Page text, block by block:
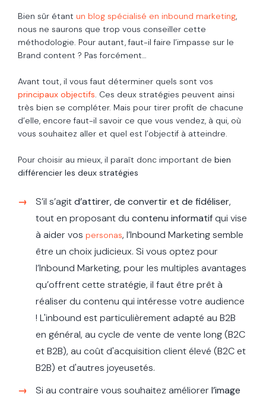
Bien sûr étant un blog spécialisé en inbound marketing,
nous ne saurons que trop vous conseiller cette
méthodologie. Pour autant, faut-il faire l’impasse sur le
Brand content ? Pas forcément…
Avant tout, il vous faut déterminer quels sont vos
principaux objectifs. Ces deux stratégies peuvent ainsi
très bien se compléter. Mais pour tirer profit de chacune
d’elle, encore faut-il savoir ce que vous vendez, à qui, où
vous souhaitez aller et quel est l’objectif à atteindre.
Pour choisir au mieux, il paraît donc important de bien
différencier les deux stratégies
S’il s’agitd’attirer, de convertir et de fidéliser,
tout en proposant du contenu informatifqui vise
à aider vos personas, l’Inbound Marketing semble
être un choix judicieux. Si vous optez pour
l’Inbound Marketing, pour les multiples avantages
qu’offrent cette stratégie, il faut être prêt à
réaliser du contenu qui intéresse votre audience
! L'inbound est particulièrement adapté au B2B
en général, au cycle de vente de vente long (B2C
et B2B), au coût d'acquisition client élevé (B2C et
B2B) et d'autres joyeusetés.
Si au contraire vous souhaitez améliorerl’image